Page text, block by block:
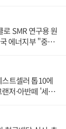
SMR 연구용 원
에너지부 "중요
트셀러 톱10에
저·아반떼 '세단